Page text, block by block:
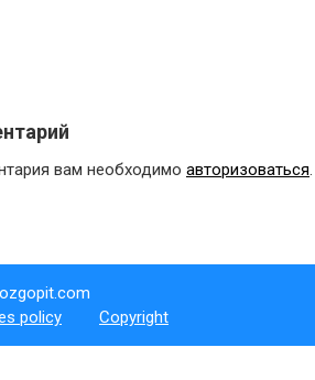
вам необходимо авторизоваться.
policy Copyright